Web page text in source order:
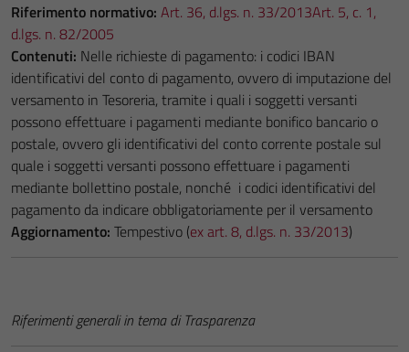
Riferimento normativo: Art. 36, d.lgs. n. 33/2013Art. 5, c. 1,
d.lgs. n. 82/2005
Contenuti: Nelle richieste di pagamento: i codici IBAN
identificativi del conto di pagamento, ovvero di imputazione del
versamento in Tesoreria, tramite i quali i soggetti versanti
possono effettuare i pagamenti mediante bonifico bancario o
postale, ovvero gli identificativi del conto corrente postale sul
quale i soggetti versanti possono effettuare i pagamenti
mediante bollettino postale, nonché i codici identificativi del
pagamento da indicare obbligatoriamente per il versamento
Aggiornamento: Tempestivo (ex art. 8, d.lgs. n. 33/2013)
Riferimenti generali in tema di Trasparenza